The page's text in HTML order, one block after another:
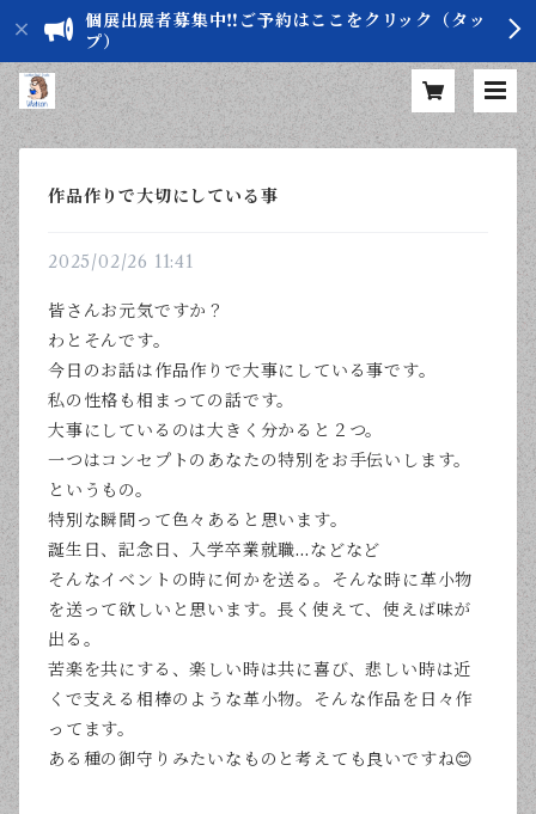
個展出展者募集中‼️ご予約はここをクリック（タッ
プ）
作品作りで大切にしている事
2025/02/26 11:41
皆さんお元気ですか？
わとそんです。
今日のお話は作品作りで大事にしている事です。
私の性格も相まっての話です。
大事にしているのは大きく分かると２つ。
一つはコンセプトのあなたの特別をお手伝いします。
というもの。
特別な瞬間って色々あると思います。
誕生日、記念日、入学卒業就職…などなど
そんなイベントの時に何かを送る。そんな時に革小物
を送って欲しいと思います。長く使えて、使えば味が
出る。
苦楽を共にする、楽しい時は共に喜び、悲しい時は近
くで支える相棒のような革小物。そんな作品を日々作
ってます。
ある種の御守りみたいなものと考えても良いですね😊